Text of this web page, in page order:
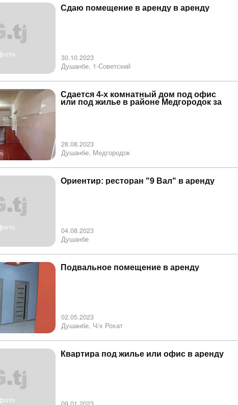
Сдаю помещение в аренду в аренду
30.10.2023
Душанбе, 1-Советский
Сдается 4-х комнатный дом под офис
или под жилье в районе Медгородок за
28.08.2023
Душанбе, Медгородок
Ориентир: ресторан "9 Вал" в аренду
04.08.2023
Душанбе
Подвальное помещение в аренду
02.05.2023
Душанбе, Ч/х Рохат
Квартира под жилье или офис в аренду